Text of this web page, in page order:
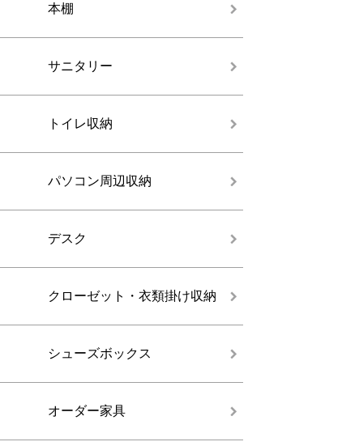
本棚
サニタリー
トイレ収納
パソコン周辺収納
デスク
クローゼット・衣類掛け収納
シューズボックス
オーダー家具